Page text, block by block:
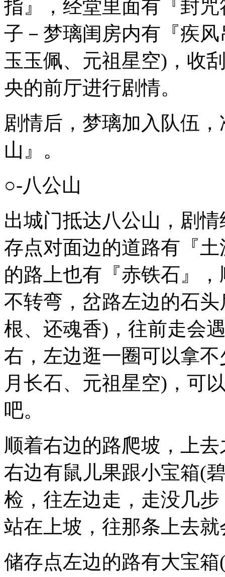
指』，经堂里面有『封
子－梦璃闺房内有『疾
玉玉佩、元祖星空)，收
央的前厅进行剧情。
剧情后，梦璃加入队伍
山』。
○-八公山
出城门抵达八公山，剧
存点对面边的道路有『
的路上也有『赤铁石』
不转弯，岔路左边的石
根、还魂香)，往前走会
右，左边逛一圈可以拿
月长石、元祖星空)，可
吧。
顺着右边的路爬坡，上
右边有鼠儿果跟小宝箱(
检，往左边走，走没几
站在上坡，往那条上去
储存点左边的路有大宝